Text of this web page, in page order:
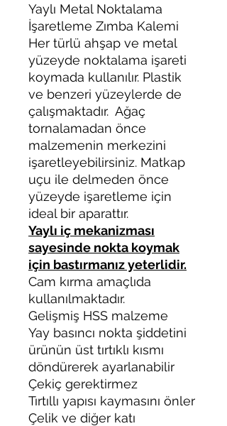
Yaylı Metal Noktalama
İşaretleme Zımba Kalemi
Her türlü ahşap ve metal
yüzeyde noktalama işareti
koymada kullanılır. Plastik
ve benzeri yüzeylerde de
çalışmaktadır. Ağaç
tornalamadan önce
malzemenin merkezini
işaretleyebilirsiniz. Matkap
uçu ile delmeden önce
yüzeyde işaretleme için
ideal bir aparattır.
Yaylı iç mekanizması
sayesinde nokta koymak
için bastırmanız yeterlidir.
Cam kırma amaçlıda
kullanılmaktadır.
Gelişmiş HSS malzeme
Yay basıncı nokta şiddetini
ürünün üst tırtıklı kısmı
döndürerek ayarlanabilir
Çekiç gerektirmez
Tırtıllı yapısı kaymasını önler
Çelik ve diğer katı